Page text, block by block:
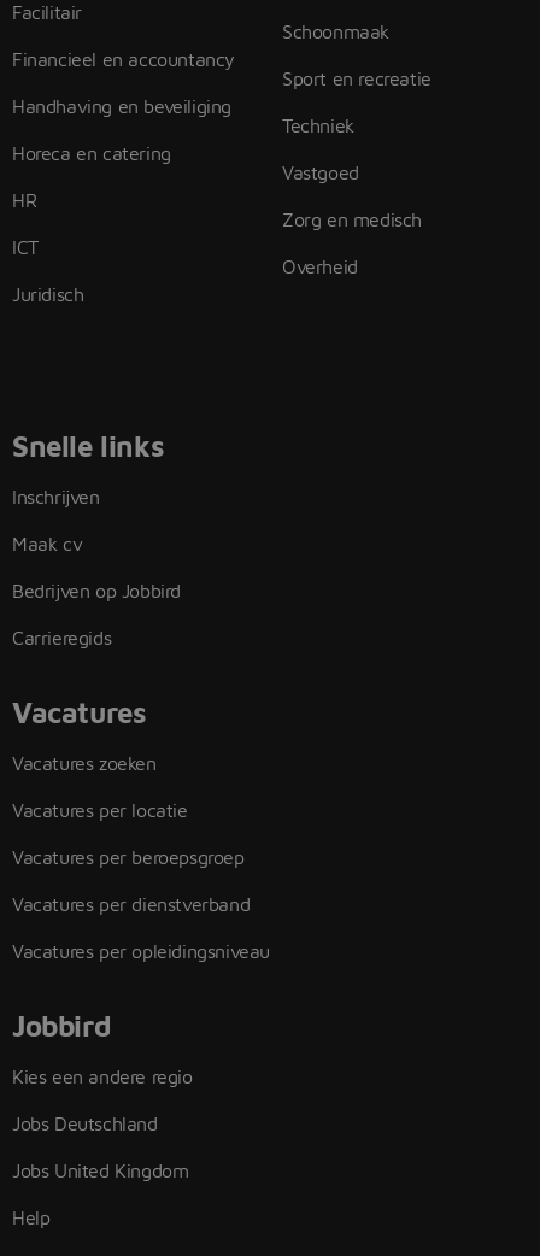
Facilitair
Financieel en accountancy
Handhaving en beveiliging
Horeca en catering
HR
ICT
Juridisch
Schoonmaak
Sport en recreatie
Techniek
Vastgoed
Zorg en medisch
Overheid
Snelle links
Inschrijven
Maak cv
Bedrijven op Jobbird
Carrieregids
Vacatures
Vacatures zoeken
Vacatures per locatie
Vacatures per beroepsgroep
Vacatures per dienstverband
Vacatures per opleidingsniveau
Jobbird
Kies een andere regio
Jobs Deutschland
Jobs United Kingdom
Help